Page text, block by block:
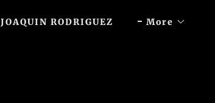
JOAQUIN RODRIGUEZ More